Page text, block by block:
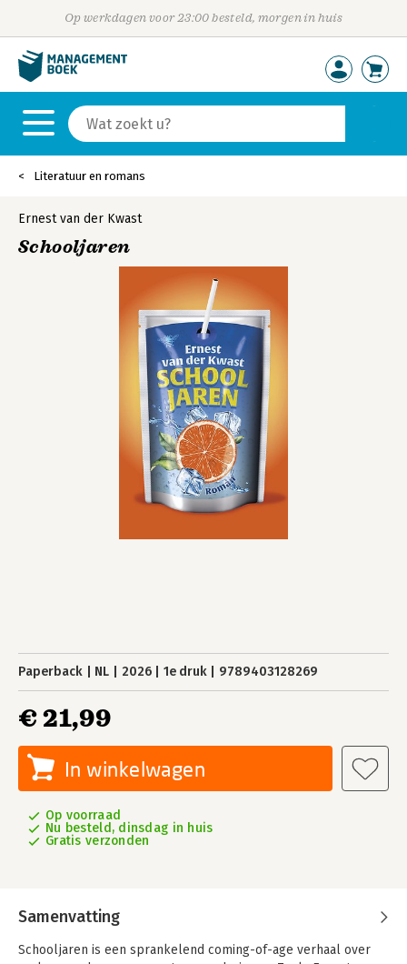
Op werkdagen voor 23:00 besteld, morgen in huis
Literatuur en romans
Ernest van der Kwast
Schooljaren
Paperback NL 2026 1e druk 9789403128269
€ 21,99
In winkelwagen
Op voorraad
Nu besteld, dinsdag in huis
Gratis verzonden
Samenvatting
Schooljaren is een sprankelend coming-of-age verhaal over